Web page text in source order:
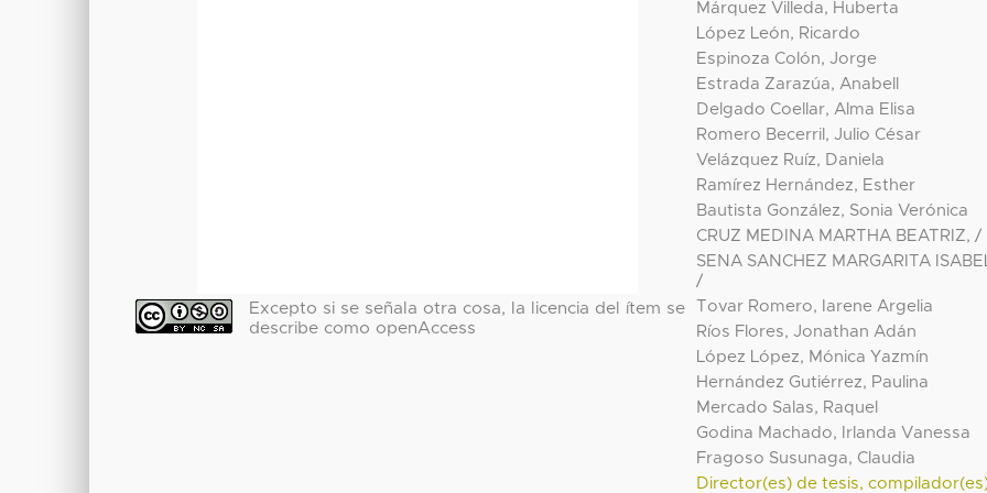
Márquez Villeda, Huberta
López León, Ricardo
Espinoza Colón, Jorge
Estrada Zarazúa, Anabell
Delgado Coellar, Alma Elisa
Romero Becerril, Julio César
Velázquez Ruíz, Daniela
Ramírez Hernández, Esther
Bautista González, Sonia Verónica
CRUZ MEDINA MARTHA BEATRIZ, /
SENA SANCHEZ MARGARITA
/
Tovar Romero, Iarene Argelia
Ríos Flores, Jonathan Adán
López López, Mónica Yazmín
Hernández Gutiérrez, Paulina
Mercado Salas, Raquel
Godina Machado, Irlanda Vanessa
Fragoso Susunaga, Claudia
Director(es) de tesis,
Excepto si se señala otra cosa, la licencia del ítem se
describe como openAccess